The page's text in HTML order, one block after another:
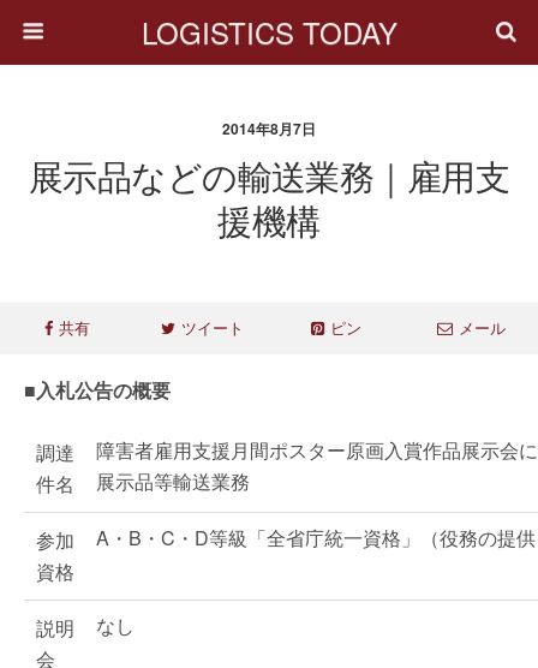
LOGISTICS TODAY
2014年8月7日
展示品などの輸送業務｜雇用支
援機構
共有 ツイート ピン メール
■入札公告の概要
調達
件名
障害者雇用支援月間ポスター原画入賞作品展示会
展示品等輸送業務
参加
資格
A・B・C・D等級「全省庁統一資格」（役務の提
説明
会
なし